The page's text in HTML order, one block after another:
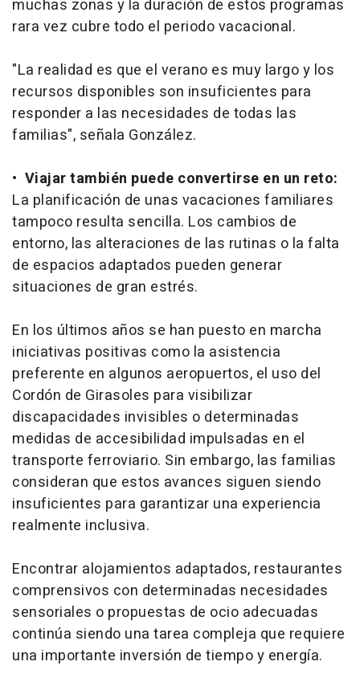
muchas zonas y la duración de estos programas
rara vez cubre todo el periodo vacacional.
"La realidad es que el verano es muy largo y los
recursos disponibles son insuficientes para
responder a las necesidades de todas las
familias", señala González.
• Viajar también puede convertirse en un reto:
La planificación de unas vacaciones familiares
tampoco resulta sencilla. Los cambios de
entorno, las alteraciones de las rutinas o la falta
de espacios adaptados pueden generar
situaciones de gran estrés.
En los últimos años se han puesto en marcha
iniciativas positivas como la asistencia
preferente en algunos aeropuertos, el uso del
Cordón de Girasoles para visibilizar
discapacidades invisibles o determinadas
medidas de accesibilidad impulsadas en el
transporte ferroviario. Sin embargo, las familias
consideran que estos avances siguen siendo
insuficientes para garantizar una experiencia
realmente inclusiva.
Encontrar alojamientos adaptados, restaurantes
comprensivos con determinadas necesidades
sensoriales o propuestas de ocio adecuadas
continúa siendo una tarea compleja que requiere
una importante inversión de tiempo y energía.